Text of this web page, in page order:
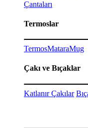
Çantaları
Termoslar
TermosMataraMug
Çakı ve Bıçaklar
Katlanır Çakılar